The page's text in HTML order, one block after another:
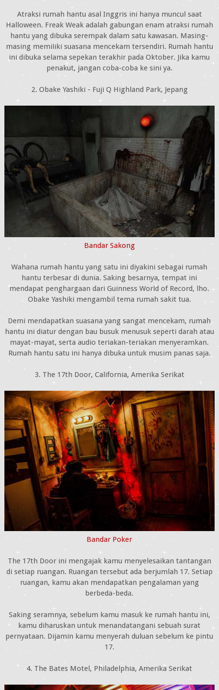
Atraksi rumah hantu asal Inggris ini hanya muncul saat
Halloween. Freak Weak adalah gabungan enam atraksi rumah
hantu yang dibuka serempak dalam satu kawasan. Masing-
masing memiliki suasana mencekam tersendiri. Rumah hantu
ini dibuka selama sepekan terakhir pada Oktober. Jika kamu
penakut, jangan coba-coba ke sini ya.
2. Obake Yashiki - Fuji Q Highland Park, Jepang
Bandar Sakong
Wahana rumah hantu yang satu ini diyakini sebagai rumah
hantu terbesar di dunia. Saking besarnya, tempat ini
mendapat penghargaan dari Guinness World of Record, lho.
Obake Yashiki mengambil tema rumah sakit tua.
Demi mendapatkan suasana yang sangat mencekam, rumah
hantu ini diatur dengan bau busuk menusuk seperti darah atau
mayat-mayat, serta audio teriakan-teriakan menyeramkan.
Rumah hantu satu ini hanya dibuka untuk musim panas saja.
3. The 17th Door, California, Amerika Serikat
Bandar Poker
The 17th Door ini mengajak kamu menyelesaikan tantangan
di setiap ruangan. Ruangan tersebut ada berjumlah 17. Setiap
ruangan, kamu akan mendapatkan pengalaman yang
berbeda-beda.
Saking seramnya, sebelum kamu masuk ke rumah hantu ini,
kamu diharuskan untuk menandatangani sebuah surat
pernyataan. Dijamin kamu menyerah duluan sebelum ke pintu
17.
4. The Bates Motel, Philadelphia, Amerika Serikat